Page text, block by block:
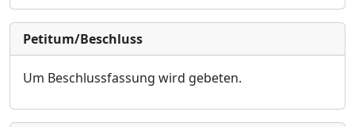
Petitum/Beschluss
Um Beschlussfassung wird gebeten.